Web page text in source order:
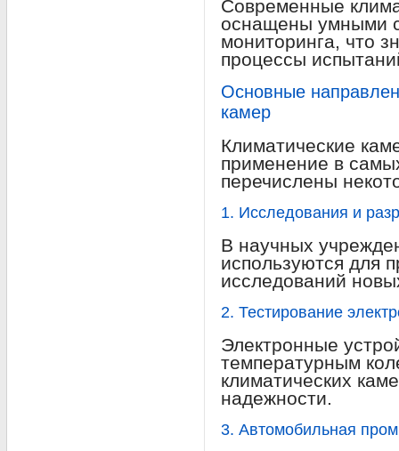
Современные
оснащены умными
мониторинга, что
процессы
Основные
камер
Климатические
применение в
перечислены
1. Исследования и
В научных
используются для
исследований
2. Тестирование
Электронные
температурным
климатических
надежности.
3. Автомобильная